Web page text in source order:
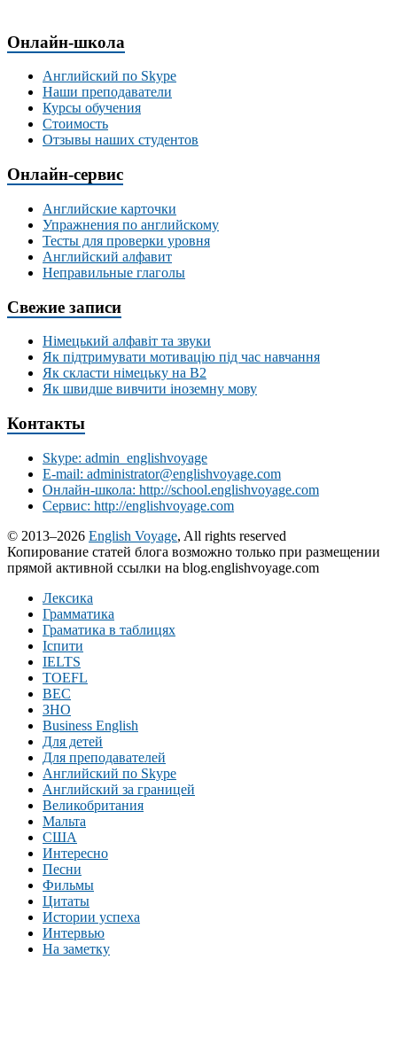
Онлайн-школа
Английский по Skype
Наши преподаватели
Курсы обучения
Стоимость
Отзывы наших студентов
Онлайн-сервис
Английские карточки
Упражнения по английскому
Тесты для проверки уровня
Английский алфавит
Неправильные глаголы
Свежие записи
Німецький алфавіт та звуки
Як підтримувати мотивацію під час навчання
Як скласти німецьку на В2
Як швидше вивчити іноземну мову
Контакты
Skype: admin_englishvoyage
E-mail: administrator@englishvoyage.com
Онлайн-школа: http://school.englishvoyage.com
Сервис: http://englishvoyage.com
© 2013–2026 English Voyage, All rights reserved
Копирование статей блога возможно только при размещении
прямой активной ссылки на blog.englishvoyage.com
Лексика
Грамматика
Граматика в таблицях
Іспити
IELTS
TOEFL
BEC
ЗНО
Business English
Для детей
Для преподавателей
Английский по Skype
Английский за границей
Великобритания
Мальта
США
Интересно
Песни
Фильмы
Цитаты
Истории успеха
Интервью
На заметку